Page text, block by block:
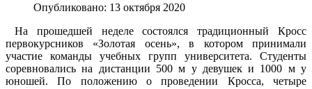
Опубликовано: 13 октября 2020
На прошедшей неделе состоялся традиционный Кросс
первокурсников «Золотая осень», в котором принимали
участие команды учебных групп университета. Студенты
соревновались на дистанции 500 м у девушек и 1000 м у
юношей. По положению о проведении Кросса, четыре